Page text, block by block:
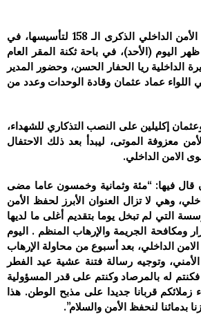
رادار نيوز – أحيت قوى الأمن الداخلي الذكرى الـ 158 لتأسيسها، في
اليوم (الأحد)، في باحة ثكنة المقر العام
الداخلية ريا الحفار الحسن، وحضور المدير
اللواء عماد عثمان وقادة الوحدات وعدد من
إكليلين على النصب التذكاري للشهداء،
معزوفة الموتى، ليبدأ بعد ذلك الاحتفال
الامن الداخلي.
قال فيها: “مئة وثمانية وخمسون عاما مضى
وهي لا تزال العنوان الأبرز لحفظ الأمن
التي لم تبخل يوما بتقديم أغلى ما لديها
ومكافحة الجريمة والإرهاب المنظم . اليوم
الداخلي، بعد أسبوع من محاولة الإرهاب
وتوجيه رسالة فتنة عشية عيد الفطر
له بالمرصاد وكنتم على قدر المسؤولية
زملائكم قربانا جديدا على مذبح الوطن. هذا
بدمائنا لنحفظ الأمن والسلام”.